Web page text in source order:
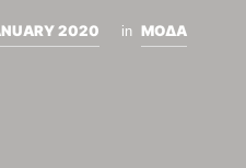
2020 in ΜΟΔΑ